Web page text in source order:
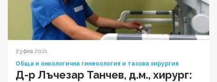
23 фев 2021
Обща и онкологична гинекология и тазова хирургия
Д-р Лъчезар Танчев, д.м., хирург: